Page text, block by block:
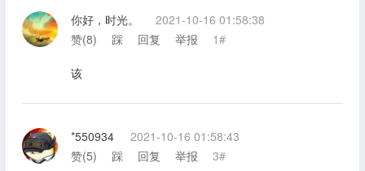
你好，时光。
2021-10-16 01:58:38
赞(8) 踩 回复 举报 1#
该
*550934
2021-10-16 01:58:43
赞(5) 踩 回复 举报 3#